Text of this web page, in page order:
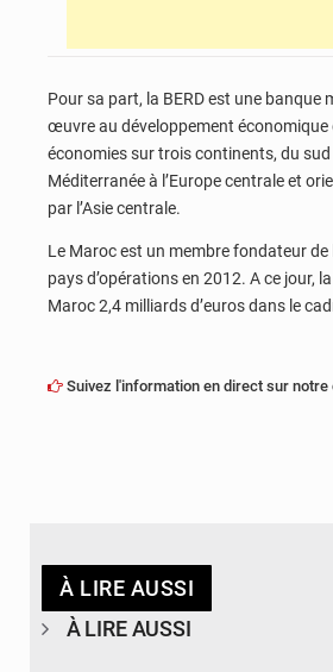
Pour sa part, la BERD est une banque
œuvre au développement économique
économies sur trois continents, du sud
Méditerranée à l’Europe centrale et
par l’Asie centrale.
Le Maroc est un membre fondateur de
pays d’opérations en 2012. A ce jour,
Maroc 2,4 milliards d’euros dans le
Suivez l'information en direct sur notre
À LIRE AUSSI
À LIRE AUSSI